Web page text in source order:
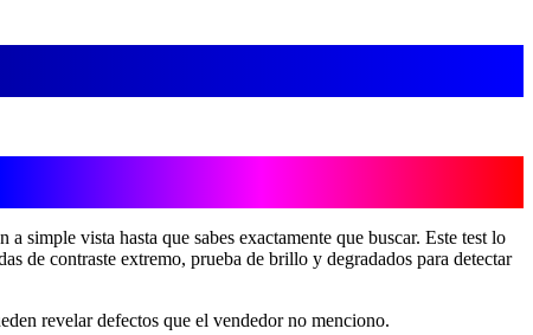
simple vista hasta que sabes exactamente que buscar. Este test lo
de contraste extremo, prueba de brillo y degradados para detectar
revelar defectos que el vendedor no menciono.